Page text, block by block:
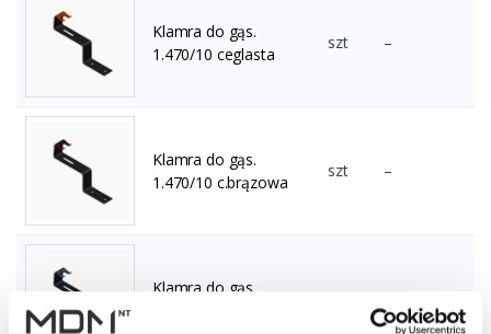
Klamra do gąs.
1.470/10 ceglasta
szt –
Klamra do gąs.
1.470/10 c.brązowa
szt –
Klamra do gąs.